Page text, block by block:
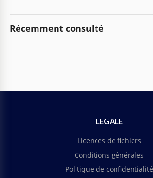
Récemment consulté
LEGALE
Licences de fichiers
Conditions générales
Politique de confidentialité